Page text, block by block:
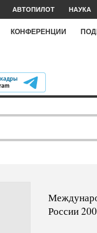
АВТОПИЛОТ НАУКА
КОНФЕРЕНЦИИ
России